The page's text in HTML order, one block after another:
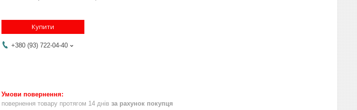
Купити
+380 (93) 722-04-40
повернення товару протягом 14 днів за рахунок покупця